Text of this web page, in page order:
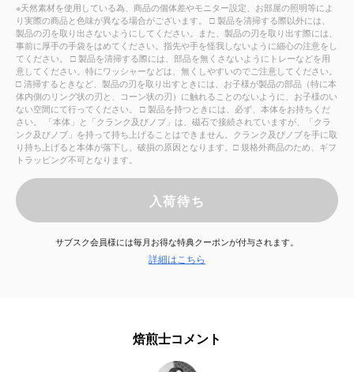
よくある質問
店舗情報
※天然素材を使用している為、商品の個体差やモニター設定、お部屋の照明等によ
り実際の商品と色味が異なる場合がございます。 □ 製品を清掃する際以外には、
製品の刃を取り出さないようにしてください。また、製品の刃を取り出す際には、
事前に厚手の手袋をはめてください。指先や手を怪我しないように細心の注意をし
てください。 □ 製品を清掃する際には、部品を無くさないようにトレーなどを用
意してください。特にワッシャーなどは、無くしやすいのでご注意してください。
□ 清掃するときなど、製品の刃を取り出すときには、お子様が製品の部品（特に本
体内側のリング状の刃と、コーン状の刃）に触れることのないように、お子様のい
ない空間にて行ってください。 □ 製品を持つときには、必ず、本体をお持ちくだ
さい。 「本体」と「クランク及びノブ」は、磁石で接続されていますが、「クラ
ンク及びノブ」を持って持ち上げることはできません。クランク及びノブを手に取
り持ち上げると本体が落下し、破損の原因となります。□ 規格外商品のため、ギフ
トラッピング不可となります。
入荷待ち
サブスク会員様には毎月お得な特典クーポンが付与されます。
詳細はこちら
焙煎士コメント